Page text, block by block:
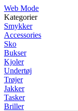
Web Mode
Kategorier
Smykker
Accessories
Sko
Bukser
Kjoler
Undertøj
Trøjer
Jakker
Tasker
Briller